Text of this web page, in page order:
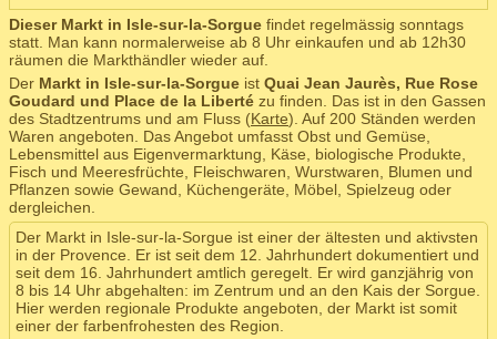
Dieser Markt in Isle-sur-la-Sorgue findet regelmässig sonntags
statt. Man kann normalerweise ab 8 Uhr einkaufen und ab 12h30
räumen die Markthändler wieder auf.
Der Markt in Isle-sur-la-Sorgue ist Quai Jean Jaurès, Rue Rose
Goudard und Place de la Liberté zu finden. Das ist in den Gassen
des Stadtzentrums und am Fluss (Karte). Auf 200 Ständen werden
Waren angeboten. Das Angebot umfasst Obst und Gemüse,
Lebensmittel aus Eigenvermarktung, Käse, biologische Produkte,
Fisch und Meeresfrüchte, Fleischwaren, Wurstwaren, Blumen und
Pflanzen sowie Gewand, Küchengeräte, Möbel, Spielzeug oder
dergleichen.
Der Markt in Isle-sur-la-Sorgue ist einer der ältesten und aktivsten
in der Provence. Er ist seit dem 12. Jahrhundert dokumentiert und
seit dem 16. Jahrhundert amtlich geregelt. Er wird ganzjährig von
8 bis 14 Uhr abgehalten: im Zentrum und an den Kais der Sorgue.
Hier werden regionale Produkte angeboten, der Markt ist somit
einer der farbenfrohesten des Region.